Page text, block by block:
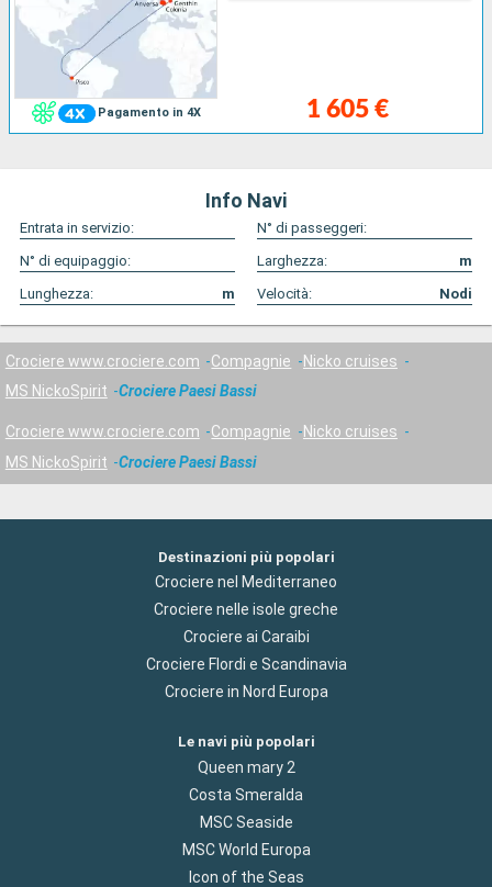
Pagamento in 4X 1 605 €
Info Navi
Entrata in servizio:
N° di passeggeri:
N° di equipaggio:
Larghezza:
m
Lunghezza:
m Velocità: Nodi
Crociere www.crociere.com Compagnie
Nicko cruises
MS NickoSpirit
Crociere Paesi Bassi
Crociere www.crociere.com Compagnie
Nicko cruises
MS NickoSpirit
Crociere Paesi Bassi
Destinazioni più popolari
Crociere nel Mediterraneo
Crociere nelle isole greche
Crociere ai Caraibi
Crociere Flordi e Scandinavia
Crociere in Nord Europa
Le navi più popolari
Queen mary 2
Costa Smeralda
MSC Seaside
MSC World Europa
Icon of the Seas